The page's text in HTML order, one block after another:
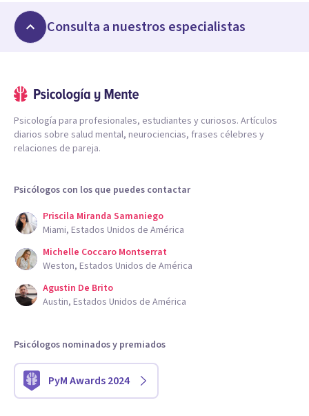
Consulta a nuestros especialistas
Psicología para profesionales, estudiantes y curiosos. Artículos
diarios sobre salud mental, neurociencias, frases célebres y
relaciones de pareja.
Psicólogos con los que puedes contactar
Priscila Miranda Samaniego
Miami, Estados Unidos de América
Michelle Coccaro Montserrat
Weston, Estados Unidos de América
Agustin De Brito
Austin, Estados Unidos de América
Psicólogos nominados y premiados
PyM Awards 2024